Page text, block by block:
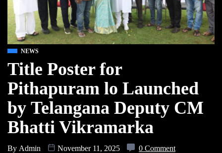
NEWS
Title Poster for
Pithapuram lo Launched
by Telangana Deputy CM
Bhatti Vikramarka
By Admin November 11, 2025 0 Comment